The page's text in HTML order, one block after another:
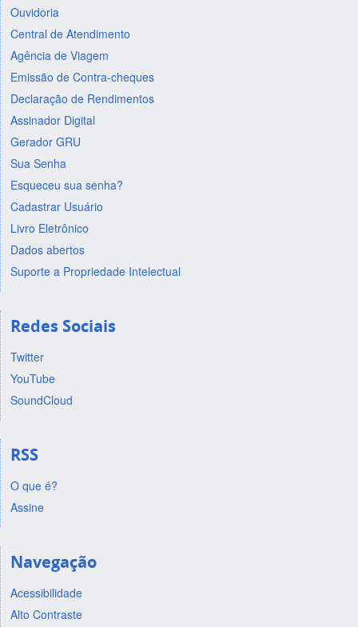
Ouvidoria
Central de Atendimento
Agência de Viagem
Emissão de Contra-cheques
Declaração de Rendimentos
Assinador Digital
Gerador GRU
Sua Senha
Esqueceu sua senha?
Cadastrar Usuário
Livro Eletrônico
Dados abertos
Suporte a Propriedade Intelectual
Redes Sociais
Twitter
YouTube
SoundCloud
RSS
O que é?
Assine
Navegação
Acessibilidade
Alto Contraste